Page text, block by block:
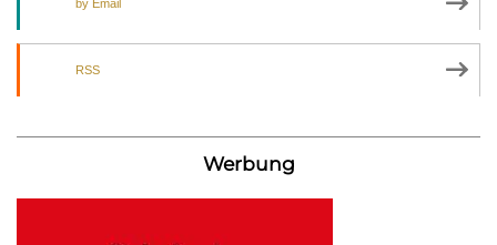
by Email
RSS
Werbung